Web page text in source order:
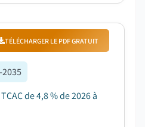
TÉLÉCHARGER LE PDF GRATUIT
2035
de 4,8 % de 2026 à